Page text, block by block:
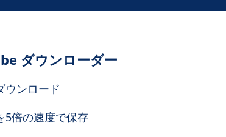
ダウンローダー
ウンロード
5倍の速度で保存